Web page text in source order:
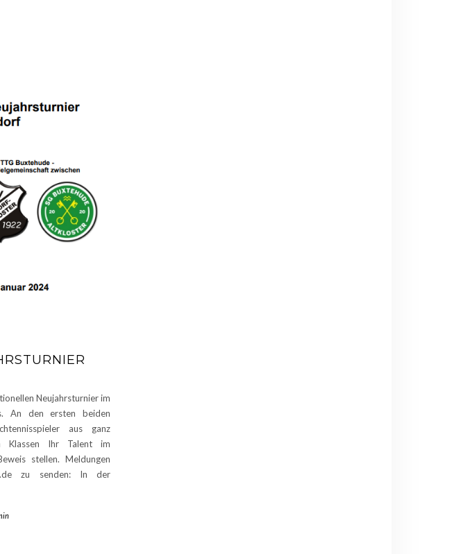
Neujahrsturnier im
An den ersten beiden
aus ganz
Klassen Ihr Talent im
stellen. Meldungen
zu senden: In der